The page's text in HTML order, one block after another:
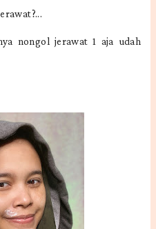
nongol jerawat 1 aja udah